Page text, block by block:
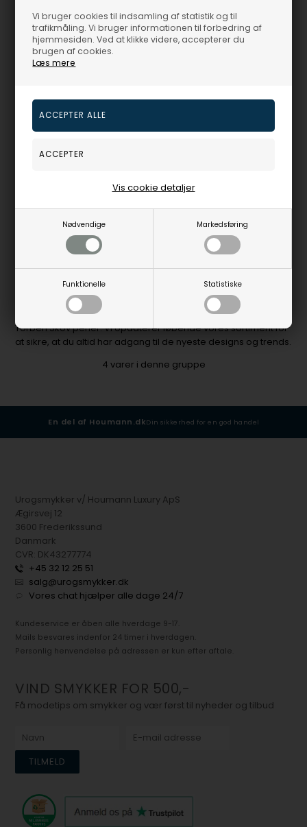
Vi bruger cookies til indsamling af statistik og til
trafikmåling. Vi bruger informationen til forbedring af
hjemmesiden. Ved at klikke videre, accepterer du
brugen af cookies.
Læs mere
Nødvendige Markedsføring
Funktionelle Statistiske
Vis cookie detaljer
12 mm næsten runde Tahiti perle ørestikker på 18 karat stik med 0,12 ct diamanter
Torben Skov Pearls
6.595,00 DKR
Bestillingsvare
7-10
hverdage
12 mm Tahiti perler med diamanter og 18 karat ørebøjler
7.500,00 DKR
Bestillingsvare
7-10
hverdage
Besøg Urogsmykker.dk for at finde det bedste udvalg af
Torben Skov perler. Vi opdaterer løbende vores sortiment for
at sikre, at du altid har adgang til de nyeste designs og trends.
4 varer i denne gruppe
En del af Houmann.dkDin sikkerhed for en god handel
Urogsmykker v/ Houmann Luxury ApS
Ægirsvej 12
3600 Frederikssund
Danmark
CVR: DK43277774
+45 32 12 25 51
salg@urogsmykker.dk
Vores chat hjælper alle dage 24/7
Kundeservice er åben alle hverdage 9-17.
Mails besvares indenfor 24 timer i hverdagen.
Personlig henvendelse på adressen er kun efter aftale.
VIND SMYKKER FOR 500,-
Få modetips om smykker og vær først til nyheder og tilbud